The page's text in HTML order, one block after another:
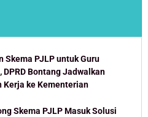
Skema PJLP untuk Guru
DPRD Bontang Jadwalkan
Kerja ke Kementerian
Skema PJLP Masuk Solusi